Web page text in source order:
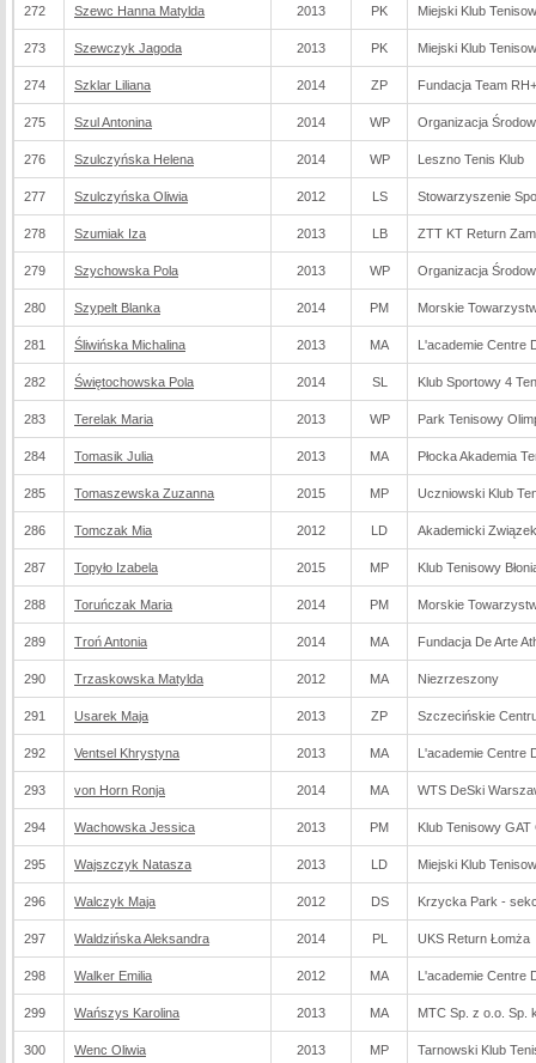
272 Szewc Hanna Matylda 2013 PK Miejski Klub
273 Szewczyk Jagoda 2013 PK Miejski Klub
274 Szklar Liliana 2014 ZP Fundacja Team RH+
275 Szul Antonina 2014 WP Organizacja
276 Szulczyńska Helena 2014 WP Leszno Tenis Klub
277 Szulczyńska Oliwia 2012 LS Stowarzyszenie
278 Szumiak Iza 2013 LB ZTT KT Return
279 Szychowska Pola 2013 WP Organizacja
280 Szypelt Blanka 2014 PM Morskie
281 Śliwińska Michalina 2013 MA L'academie Centre
282 Świętochowska Pola 2014 SL Klub Sportowy 4
283 Terelak Maria 2013 WP Park Tenisowy
284 Tomasik Julia 2013 MA Płocka Akademia
285 Tomaszewska Zuzanna 2015 MP Uczniowski Klub
286 Tomczak Mia 2012 LD Akademicki
287 Topyło Izabela 2015 MP Klub Tenisowy
288 Toruńczak Maria 2014 PM Morskie
289 Troń Antonia 2014 MA Fundacja De Arte
290 Trzaskowska Matylda 2012 MA Niezrzeszony
291 Usarek Maja 2013 ZP Szczecińskie
292 Ventsel Khrystyna 2013 MA L'academie Centre
293 von Horn Ronja 2014 MA WTS DeSki
294 Wachowska Jessica 2013 PM Klub Tenisowy
295 Wajszczyk Natasza 2013 LD Miejski Klub
296 Walczyk Maja 2012 DS Krzycka Park -
297 Waldzińska Aleksandra 2014 PL UKS Return Łomża
298 Walker Emilia 2012 MA L'academie Centre
299 Wańszys Karolina 2013 MA MTC Sp. z o.o. Sp.
300 Wenc Oliwia 2013 MP Tarnowski Klub